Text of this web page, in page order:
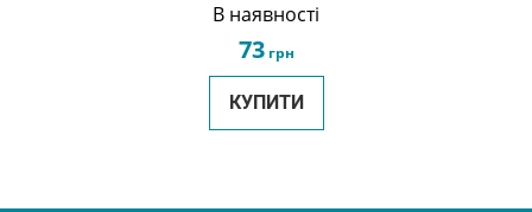
В наявності
73грн
КУПИТИ